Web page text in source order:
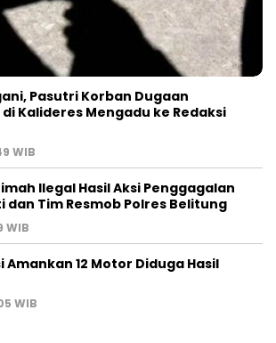
Pasutri Korban Dugaan
Kalideres Mengadu ke Redaksi
WIB
Ilegal Hasil Aksi Penggagalan
dan Tim Resmob Polres Belitung
WIB
Amankan 12 Motor Diduga Hasil
WIB